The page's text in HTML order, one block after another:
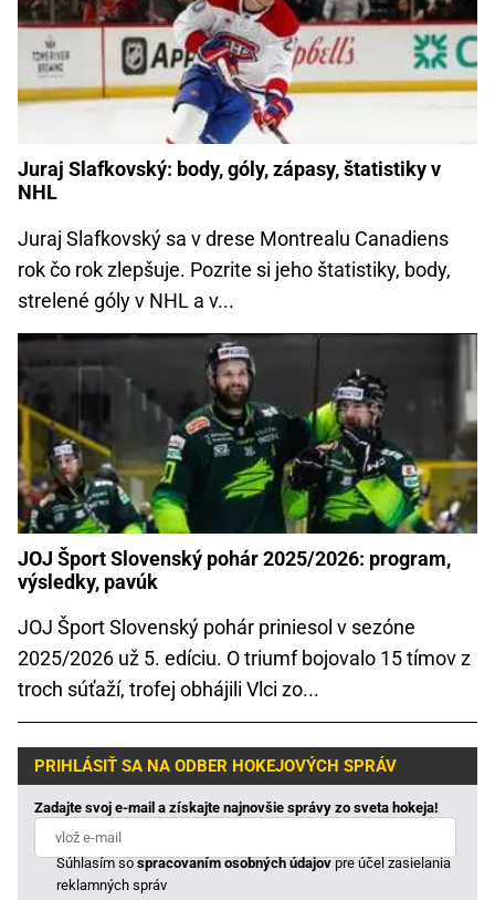
Juraj Slafkovský: body, góly, zápasy, štatistiky v
NHL
Juraj Slafkovský sa v drese Montrealu Canadiens
rok čo rok zlepšuje. Pozrite si jeho štatistiky, body,
strelené góly v NHL a v...
JOJ Šport Slovenský pohár 2025/2026: program,
výsledky, pavúk
JOJ Šport Slovenský pohár priniesol v sezóne
2025/2026 už 5. edíciu. O triumf bojovalo 15 tímov z
troch súťaží, trofej obhájili Vlci zo...
PRIHLÁSIŤ SA NA ODBER HOKEJOVÝCH SPRÁV
Zadajte svoj e-mail a získajte najnovšie správy zo sveta hokeja!
Súhlasím sospracovaním osobných údajovpre účel zasielania
reklamných správ